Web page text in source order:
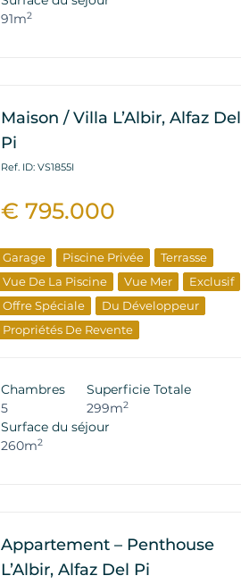
91m2
Maison / Villa L’Albir, Alfaz Del
Pi
Ref. ID: VS1855I
€ 795.000
Garage Piscine Privée
Terrasse
Vue De La Piscine
Vue Mer
Exclusif
Offre Spéciale
Du Développeur
Propriétés De Revente
Chambres
5
Superficie Totale
299m2
Surface du séjour
260m2
Appartement – Penthouse
L’Albir, Alfaz Del Pi